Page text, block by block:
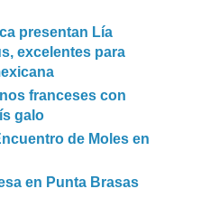
presentan Lía
excelentes para
franceses con
galo
de Moles en
en Punta Brasas